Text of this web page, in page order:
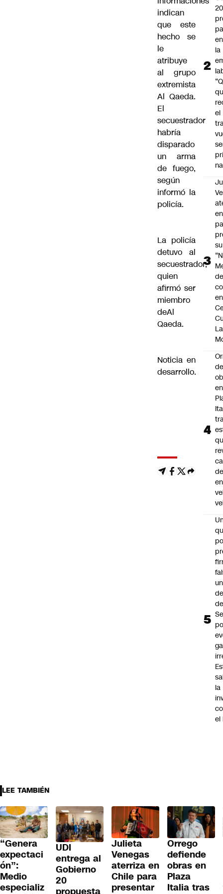
indican
que este
hecho se
le
atribuye
al grupo
extremista
Al Qaeda.
El
secuestrador
habría
disparado
un arma
de fuego,
según
informó la
policía.
La policía
detuvo al
secuestrador,
quien
afirmó ser
miembro
deAl
Qaeda.
Noticia en
desarrollo.
20
la
el
La
en
en
la
el
LEE TAMBIÉN
“Genera
expectaci
ón”:
Medio
especializ
UDI
entrega al
Gobierno
20
Julieta
Venegas
aterriza en
Chile para
presentar
Orrego
defiende
obras en
Plaza
Italia tras